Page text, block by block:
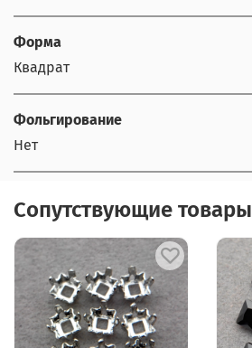
Форма
Квадрат
Фольгирование
Нет
Сопутствующие товары